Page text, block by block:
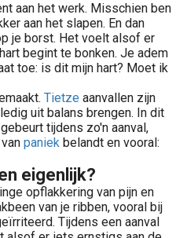
aan het werk. Misschien ben
aan het slapen. En dan
je borst. Het voelt alsof er
begint te bonken. Je adem
toe: is dit mijn hart? Moet ik
Tietze aanvallen zijn
uit balans brengen. In dit
tijdens zo'n aanval,
paniek belandt en vooral:
eigenlijk?
opflakkering van pijn en
van je ribben, vooral bij
Tijdens een aanval